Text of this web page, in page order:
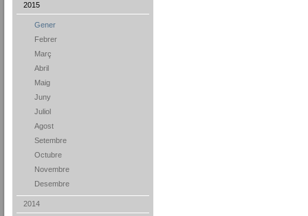
2015
Gener
Febrer
Març
Abril
Maig
Juny
Juliol
Agost
Setembre
Octubre
Novembre
Desembre
2014